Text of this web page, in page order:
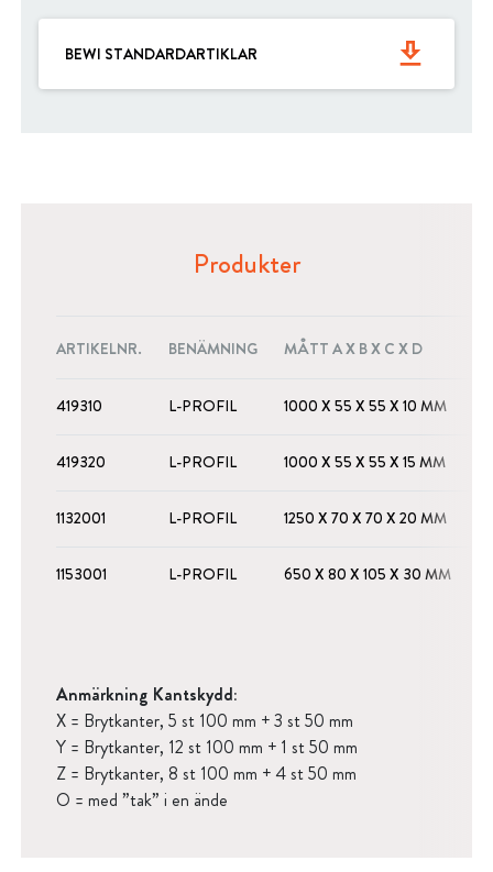
BEWI STANDARDARTIKLAR get_app
Produkter
ARTIKELNR. BENÄMNING MÅTT A X B X C X D
419310 L-PROFIL 1000 X 55 X 55 X 10 MM
419320 L-PROFIL 1000 X 55 X 55 X 15 MM
1132001 L-PROFIL 1250 X 70 X 70 X 20 MM
1153001 L-PROFIL 650 X 80 X 105 X 30 MM
Anmärkning Kantskydd:
X = Brytkanter, 5 st 100 mm + 3 st 50 mm
Y = Brytkanter, 12 st 100 mm + 1 st 50 mm
Z = Brytkanter, 8 st 100 mm + 4 st 50 mm
O = med ”tak” i en ände